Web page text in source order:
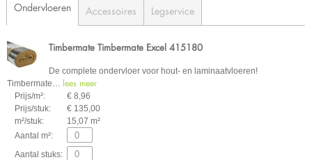
Ondervloeren Accessoires Legservice
Timbermate Timbermate Excel 415180
De complete ondervloer voor hout- en laminaatvloeren!
Timbermate… lees meer
Prijs/m²:
€ 8,96
Prijs/stuk:
€ 135,00
m²/stuk:
15,07 m²
Aantal m²:
Aantal stuks: